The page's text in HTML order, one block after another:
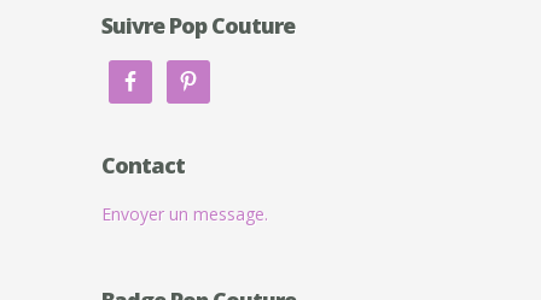
Suivre Pop Couture
Contact
Envoyer un message.